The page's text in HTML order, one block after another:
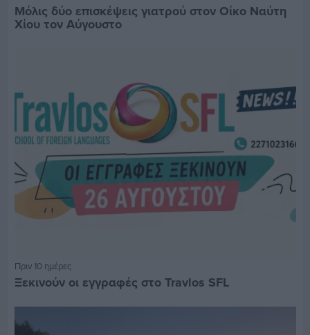
Μόλις δύο επισκέψεις γιατρού στον Οίκο Ναύτη
Χίου τον Αύγουστο
Πριν 10 ημέρες
Ξεκινούν οι εγγραφές στο Travlos SFL